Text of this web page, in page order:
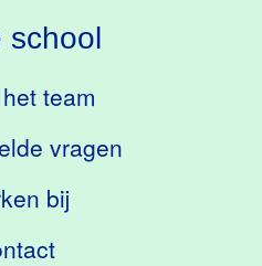
school
team
vragen
bij